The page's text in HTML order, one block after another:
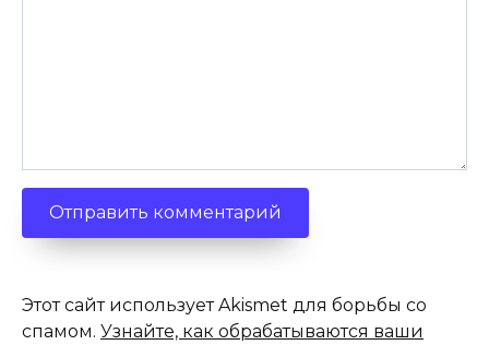
Этот сайт использует Akismet для борьбы со
спамом. Узнайте, как обрабатываются ваши